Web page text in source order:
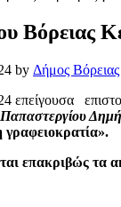
Βόρειας
by Δήμος
επείγουσα
επακριβώς τα